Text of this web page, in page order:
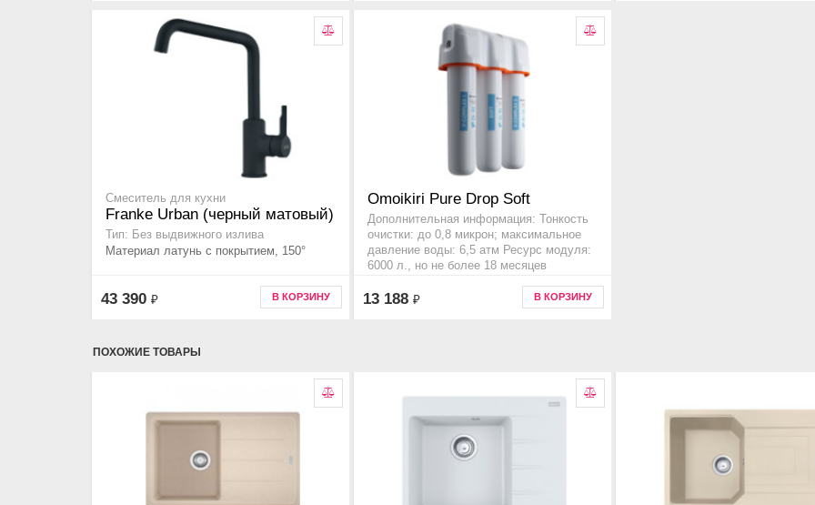
Смеситель для кухни
Franke Urban (черный матовый)
Тип: Без выдвижного излива
Материал латунь с покрытием, 150°
43 390 ₽ В КОРЗИНУ
Omoikiri Pure Drop Soft
Дополнительная информация: Тонкость
очистки: до 0,8 микрон; максимальное
давление воды: 6,5 атм Ресурс модуля:
6000 л., но не более 18 месяцев
13 188 ₽ В КОРЗИНУ
ПОХОЖИЕ ТОВАРЫ